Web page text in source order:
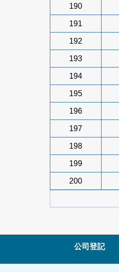
190
191
192
193
194
195
196
197
198
199
200
公司登記